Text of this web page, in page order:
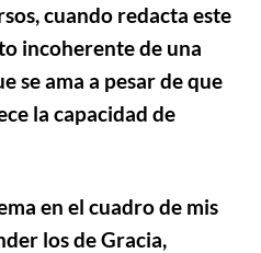
cuando redacta este
incoherente de una
se ama a pesar de que
la capacidad de
en el cuadro de mis
los de Gracia,